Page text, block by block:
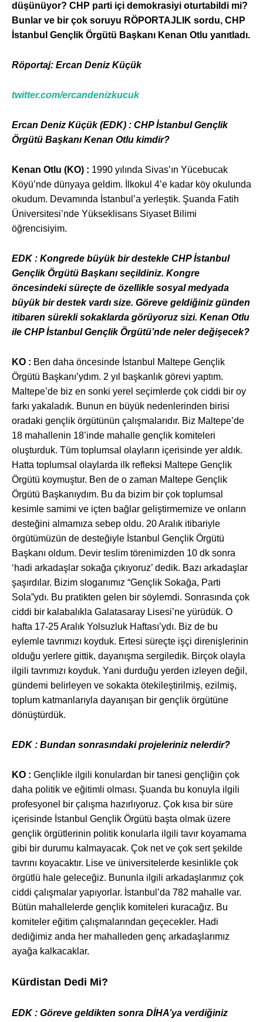
düşünüyor? CHP parti içi demokrasiyi oturtabildi mi?
Bunlar ve bir çok soruyu RÖPORTAJLIK sordu, CHP
İstanbul Gençlik Örgütü Başkanı Kenan Otlu yanıtladı.
Röportaj: Ercan Deniz Küçük
twitter.com/ercandenizkucuk
Ercan Deniz Küçük (EDK) : CHP İstanbul Gençlik
Örgütü Başkanı Kenan Otlu kimdir?
Kenan Otlu (KO) : 1990 yılında Sivas’ın Yücebucak
Köyü’nde dünyaya geldim. İlkokul 4’e kadar köy okulunda
okudum. Devamında İstanbul’a yerleştik. Şuanda Fatih
Üniversitesi’nde Yükseklisans Siyaset Bilimi
öğrencisiyim.
EDK : Kongrede büyük bir destekle CHP İstanbul
Gençlik Örgütü Başkanı seçildiniz. Kongre
öncesindeki süreçte de özellikle sosyal medyada
büyük bir destek vardı size. Göreve geldiğiniz günden
itibaren sürekli sokaklarda görüyoruz sizi. Kenan Otlu
ile CHP İstanbul Gençlik Örgütü’nde neler değişecek?
KO : Ben daha öncesinde İstanbul Maltepe Gençlik
Örgütü Başkanı’ydım. 2 yıl başkanlık görevi yaptım.
Maltepe’de biz en sonki yerel seçimlerde çok ciddi bir oy
farkı yakaladık. Bunun en büyük nedenlerinden birisi
oradaki gençlik örgütünün çalışmalarıdır. Biz Maltepe’de
18 mahallenin 18’inde mahalle gençlik komiteleri
oluşturduk. Tüm toplumsal olayların içerisinde yer aldık.
Hatta toplumsal olaylarda ilk refleksi Maltepe Gençlik
Örgütü koymuştur. Ben de o zaman Maltepe Gençlik
Örgütü Başkanıydım. Bu da bizim bir çok toplumsal
kesimle samimi ve içten bağlar geliştirmemize ve onların
desteğini almamıza sebep oldu. 20 Aralık itibariyle
örgütümüzün de desteğiyle İstanbul Gençlik Örgütü
Başkanı oldum. Devir teslim törenimizden 10 dk sonra
‘hadi arkadaşlar sokağa çıkıyoruz’ dedik. Bazı arkadaşlar
şaşırdılar. Bizim sloganımız “Gençlik Sokağa, Parti
Sola”ydı. Bu pratikten gelen bir söylemdi. Sonrasında çok
ciddi bir kalabalıkla Galatasaray Lisesi’ne yürüdük. O
hafta 17-25 Aralık Yolsuzluk Haftası’ydı. Biz de bu
eylemle tavrımızı koyduk. Ertesi süreçte işçi direnişlerinin
olduğu yerlere gittik, dayanışma sergiledik. Birçok olayla
ilgili tavrımızı koyduk. Yani durduğu yerden izleyen değil,
gündemi belirleyen ve sokakta ötekileştirilmiş, ezilmiş,
toplum katmanlarıyla dayanışan bir gençlik örgütüne
dönüştürdük.
EDK : Bundan sonrasındaki projeleriniz nelerdir?
KO : Gençlikle ilgili konulardan bir tanesi gençliğin çok
daha politik ve eğitimli olması. Şuanda bu konuyla ilgili
profesyonel bir çalışma hazırlıyoruz. Çok kısa bir süre
içerisinde İstanbul Gençlik Örgütü başta olmak üzere
gençlik örgütlerinin politik konularla ilgili tavır koyamama
gibi bir durumu kalmayacak. Çok net ve çok sert şekilde
tavrını koyacaktır. Lise ve üniversitelerde kesinlikle çok
örgütlü hale geleceğiz. Bununla ilgili arkadaşlarımız çok
ciddi çalışmalar yapıyorlar. İstanbul’da 782 mahalle var.
Bütün mahallelerde gençlik komiteleri kuracağız. Bu
komiteler eğitim çalışmalarından geçecekler. Hadi
dediğimiz anda her mahalleden genç arkadaşlarımız
ayağa kalkacaklar.
Kürdistan Dedi Mi?
EDK : Göreve geldikten sonra DİHA’ya verdiğiniz